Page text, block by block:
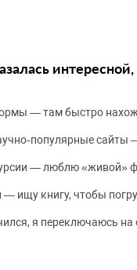
— там быстро
— люблю «живой»
ищу книгу, чтобы
я переключаюсь на